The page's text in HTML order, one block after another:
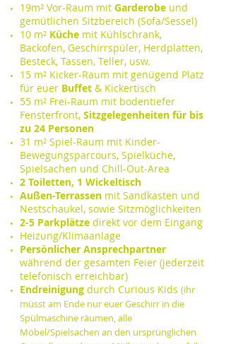
19m² Vor-Raum mit Garderobe und
gemütlichen Sitzbereich (Sofa/Sessel)
10 m² Küche mit Kühlschrank,
Backofen, Geschirrspüler, Herdplatten,
Besteck, Tassen, Teller, usw.
15 m² Kicker-Raum mit genügend Platz
für euer Buffet & Kickertisch
55 m² Frei-Raum mit bodentiefer
Fensterfront, Sitzgelegenheiten für bis
zu 24 Personen
31 m² Spiel-Raum mit Kinder-
Bewegungsparcours, Spielküche,
Spielsachen und Chill-Out-Area
2 Toiletten, 1 Wickeltisch
Außen-Terrassen ​​​ mit Sandkasten und
Nestschaukel, sowie Sitzmöglichkeiten
2-5 Parkplätze direkt vor dem Eingang
Heizung/Klimaanlage
Persönlicher Ansprechpartner
während der gesamten Feier (jederzeit
telefonisch erreichbar)
Endreinigung durch Curious Kids (ihr
müsst am Ende nur euer Geschirr in die
Spülmaschine räumen, alle
Möbel/Spielsachen an den ursprünglichen